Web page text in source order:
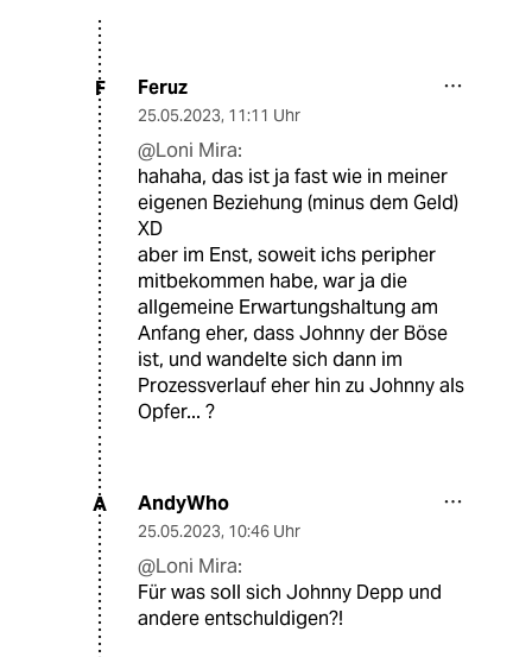
F Feruz
25.05.2023, 11:11 Uhr
@Loni Mira:
hahaha, das ist ja fast wie in meiner
eigenen Beziehung (minus dem Geld)
XD
aber im Enst, soweit ichs peripher
mitbekommen habe, war ja die
allgemeine Erwartungshaltung am
Anfang eher, dass Johnny der Böse
ist, und wandelte sich dann im
Prozessverlauf eher hin zu Johnny als
Opfer... ?
A AndyWho
25.05.2023, 10:46 Uhr
@Loni Mira:
Für was soll sich Johnny Depp und
andere entschuldigen?!